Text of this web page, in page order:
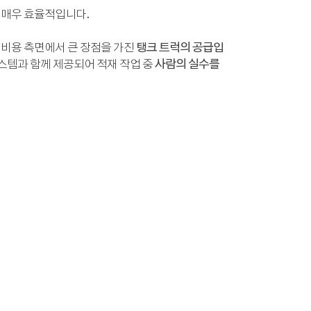
우 효율적입니다.
용 측면에서 큰 장점을 가진 탱크 트럭의 공급입
템과 함께 제공되어 적재 작업 중사람의 실수를